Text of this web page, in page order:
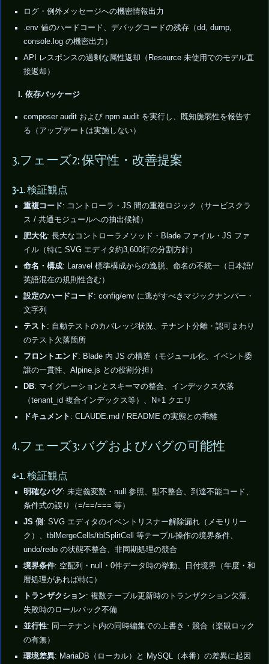
ログ・例外メッセージへの機密情報出力
.env 値のハードコード、デバッグコードの残存（dd, dump,
console.log の機密出力）
API レスポンスの過剰な属性返却（Resource 未使用でのモデル直
接返却）
I. 依存パッケージ
composer audit および npm audit を実行し、既知脆弱性を報告す
る（アップデートは実施しない）
3.フェーズ2: 保守性・改善提案
3-1. 検証観点
重複コード: コントローラ・JS 間の重複ロジック（サービスクラ
ス / 共通モジュールへの抽出候補）
肥大化: 長大なコントローラメソッド・Blade ファイル・JS ファ
イル（特に SVG エディタ約3,600行の分割方針）
命名・構成: Laravel 標準構成からの逸脱、命名の不統一（日本語/
英語混在の規則性含む）
設定のハードコード: config/env に逃がすべきマジックナンバー・
文字列
テスト : 自動テストのカバレッジ状況、テナント分離・認可まわり
のテスト欠落箇所
フロントエンド: Blade 内 JS の構造（モジュール化、イベント委
譲の一貫性、Alpine.js との役割分担）
DB: マイグレーションとスキーマの整合、インデックス欠落
（tenant_id 複合インデックス等）、N+1 クエリ
ドキュメント : CLAUDE.md / README の実態との乖離
4.フェーズ3: バグおよびバグの可能性
4-1. 検証観点
明確なバグ: 未定義変数・null 参照、型不整合、到達不能コード、
条件式の誤り（=/==/=== 等）
JS 側 : SVG エディタのイベントリスナー解除漏れ（メモリリー
ク）、tblMergeCells/tblSplitCell 等テーブル操作の境界条件、
undo/redo の状態不整合、非同期処理の競合
境界条件: 空配列・null・0件データ時の挙動、日付境界（年度・和
暦処理があれば特に）
トランザクション: 複数テーブル更新時のトランザクション欠落、
失敗時のロールバック不備
並行性: 同一テナント内の同時編集での上書き・競合（楽観ロック
の有無）
環境差異: MariaDB（ローカル）と MySQL（本番）の差異に起因